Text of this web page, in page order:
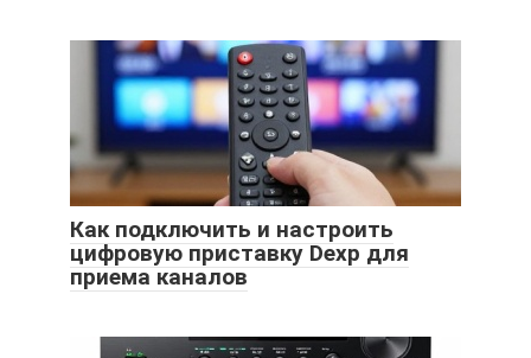
Как подключить и настроить
цифровую приставку Dexp для
приема каналов